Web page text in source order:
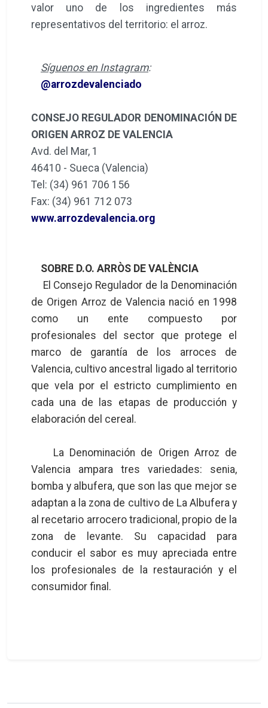
valor uno de los ingredientes más
representativos del territorio: el arroz.
Síguenos en Instagram:
@arrozdevalenciado
CONSEJO REGULADOR DENOMINACIÓN DE
ORIGEN ARROZ DE VALENCIA
Avd. del Mar, 1
46410 - Sueca (Valencia)
Tel: (34) 961 706 156
Fax: (34) 961 712 073
www.arrozdevalencia.org
SOBRE D.O. ARRÒS DE VALÈNCIA
El Consejo Regulador de la Denominación
de Origen Arroz de Valencia nació en 1998
como un ente compuesto por
profesionales del sector que protege el
marco de garantía de los arroces de
Valencia, cultivo ancestral ligado al territorio
que vela por el estricto cumplimiento en
cada una de las etapas de producción y
elaboración del cereal.
La Denominación de Origen Arroz de
Valencia ampara tres variedades: senia,
bomba y albufera, que son las que mejor se
adaptan a la zona de cultivo de La Albufera y
al recetario arrocero tradicional, propio de la
zona de levante. Su capacidad para
conducir el sabor es muy apreciada entre
los profesionales de la restauración y el
consumidor final.